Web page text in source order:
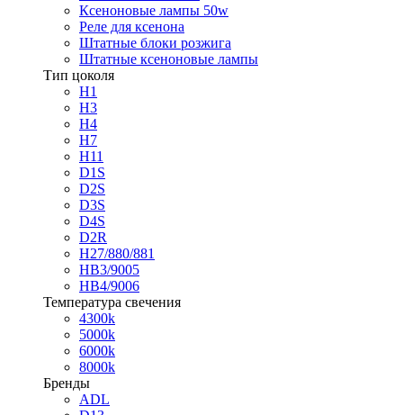
Ксеноновые лампы 50w
Реле для ксенона
Штатные блоки розжига
Штатные ксеноновые лампы
Тип цоколя
H1
H3
H4
H7
H11
D1S
D2S
D3S
D4S
D2R
H27/880/881
HB3/9005
HB4/9006
Температура свечения
4300k
5000k
6000k
8000k
Бренды
ADL